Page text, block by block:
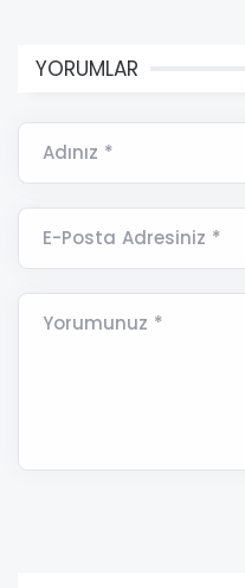
YORUMLAR
Adınız *
E-Posta Adresiniz *
Yorumunuz *